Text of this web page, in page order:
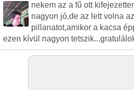
nekem az a fű ott
nagyon jó,de az lett volna
pillanatot,amikor a kacsa
ezen kívül nagyon